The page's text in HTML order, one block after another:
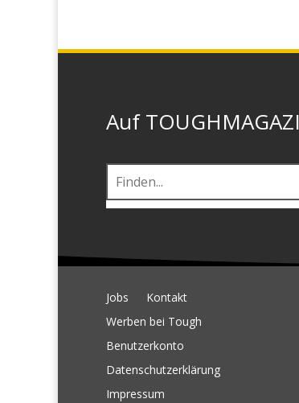
Auf
Jobs
Kontakt
Werben bei Tough
Benutzerkonto
Datenschutzerklärung
Impressum